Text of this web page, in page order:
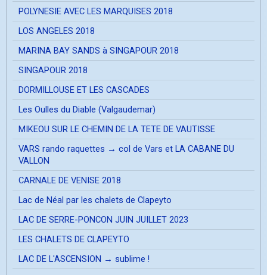
POLYNESIE AVEC LES MARQUISES 2018
LOS ANGELES 2018
MARINA BAY SANDS à SINGAPOUR 2018
SINGAPOUR 2018
DORMILLOUSE ET LES CASCADES
Les Oulles du Diable (Valgaudemar)
MIKEOU SUR LE CHEMIN DE LA TETE DE VAUTISSE
VARS rando raquettes → col de Vars et LA CABANE DU
VALLON
CARNALE DE VENISE 2018
Lac de Néal par les chalets de Clapeyto
LAC DE SERRE-PONCON JUIN JUILLET 2023
LES CHALETS DE CLAPEYTO
LAC DE L'ASCENSION → sublime !